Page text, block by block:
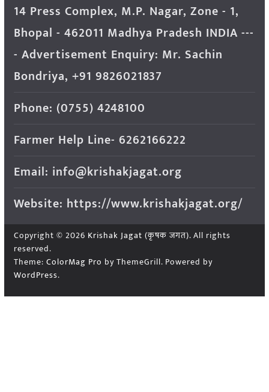
14 Press Complex, M.P. Nagar, Zone - 1,
Bhopal - 462011 Madhya Pradesh INDIA ---
- Advertisement Enquiry: Mr. Sachin
Bondriya, +91 9826021837
Phone: (0755) 4248100
Farmer Help Line- 6262166222
Email: info@krishakjagat.org
Website: https://www.krishakjagat.org/
Copyright © 2026 Krishak Jagat (कृषक जगत). All rights
reserved.
Theme: ColorMag Pro by ThemeGrill. Powered by
WordPress.